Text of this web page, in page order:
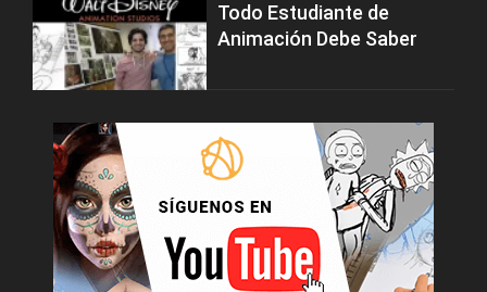
Todo Estudiante de
Animación Debe Saber